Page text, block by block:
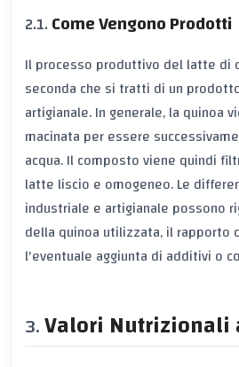
Come Vengono Prodotti
Il processo produttivo del latte di
seconda che si tratti di un
artigianale. In generale, la quinoa
macinata per essere
acqua. Il composto viene quindi
latte liscio e omogeneo. Le
industriale e artigianale possono
della quinoa utilizzata, il rapporto
l'eventuale aggiunta di additivi o
Valori Nutrizionali